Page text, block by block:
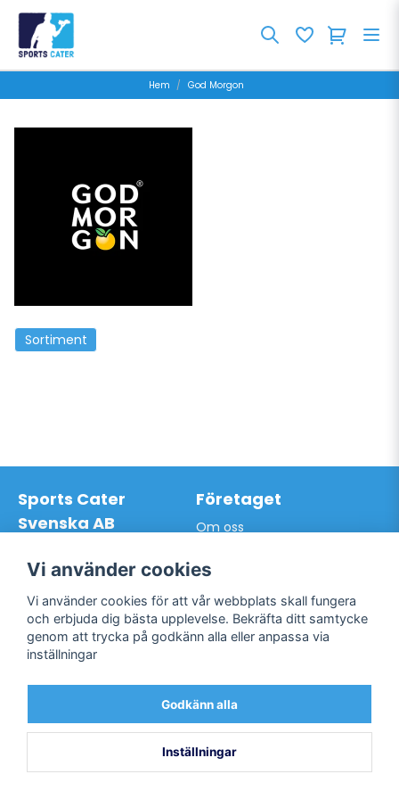
Hem God Morgon
Sortiment
Sports Cater
Svenska AB
145 63 Norsborg
Org.nr: 559024-7762
Mail:
info@sportscater.se
Företaget
Om oss
Vår vision
Registrera konto
Glömt lösenord?
Support
Allmänna villkor
Kontakta oss
Facebook
Twitter
Vi använder cookies
Vi använder cookies för att vår webbplats skall fungera
och erbjuda dig bästa upplevelse. Bekräfta ditt samtycke
genom att trycka på godkänn alla eller anpassa via
inställningar
Godkänn alla
Inställningar